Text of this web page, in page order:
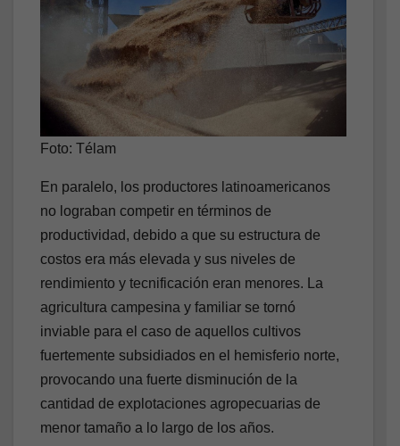
Foto: Télam
En paralelo, los productores latinoamericanos
no lograban competir en términos de
productividad, debido a que su estructura de
costos era más elevada y sus niveles de
rendimiento y tecnificación eran menores. La
agricultura campesina y familiar se tornó
inviable para el caso de aquellos cultivos
fuertemente subsidiados en el hemisferio norte,
provocando una fuerte disminución de la
cantidad de explotaciones agropecuarias de
menor tamaño a lo largo de los años.